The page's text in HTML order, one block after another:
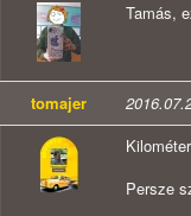
Tamás,
tomajer
Persze